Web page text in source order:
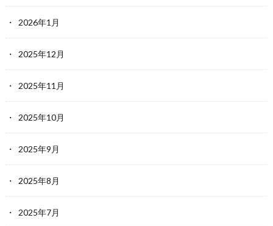
2026年1月
2025年12月
2025年11月
2025年10月
2025年9月
2025年8月
2025年7月